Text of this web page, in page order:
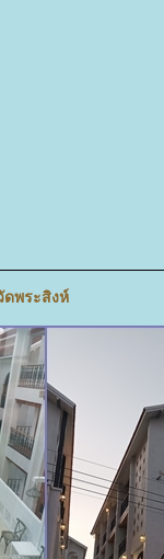
ดพระสิงห์